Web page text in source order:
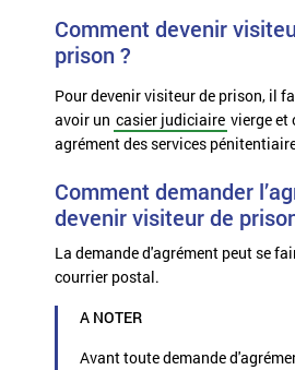
Comment devenir
prison ?
Pour devenir visiteur de prison, il
avoir un casier judiciaire vierge et
agrément des services
Comment demander
devenir visiteur de
La demande d'agrément peut se
courrier postal.
A NOTER
Avant toute demande